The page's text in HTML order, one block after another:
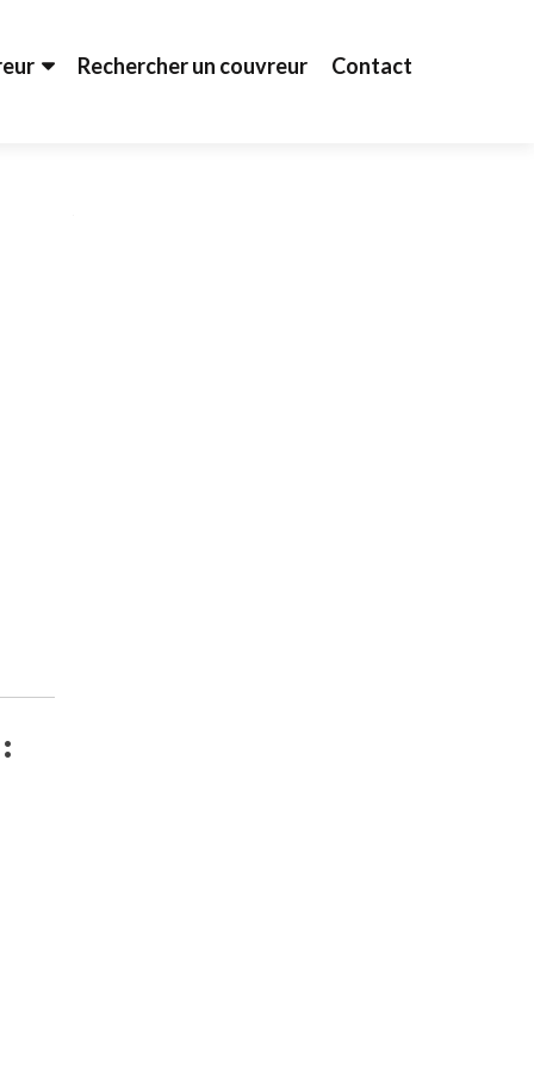
Rechercher un couvreur Contact